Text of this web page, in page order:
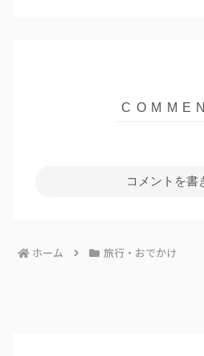
コメントを書
ホーム 旅行・おでかけ